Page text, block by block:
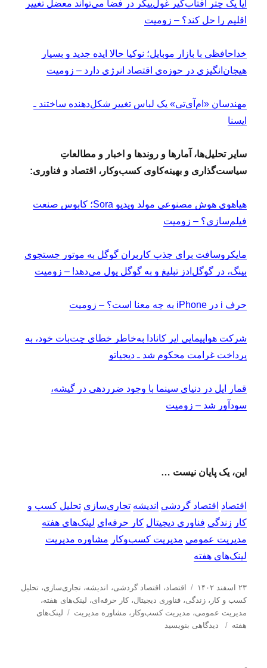
آیا یک چتر آفتاب‌گیر غول‌پیکر در فضا می‌تواند معضل تغییر
اقلیم را حل کند؟ – زومیت
خداحافظی با بازار موبایل؛ نوکیا حالا ایده جدید و بسیار
هیجان‌انگیزی در حوزه‌ی اقتصاد انرژی دارد – زومیت
مهندسان «ام‌آی‌تی» یک لباس تغییر شکل‌دهنده ساختند ـ
ایسنا
سایر تحلیل‌ها، آمارها و روندها و اخبار و مطالعاتِ
سیاست‌گذاری و بهینه‌کاوی کسب‌وکار، اقتصاد و فناوری:
هیاهوی هوش مصنوعی مولد ویدیو Sora؛ کابوس صنعت
فیلم‌سازی؟ – زومیت
مایکروسافت برای جذب کاربران گوگل به موتور جستجوی
بینگ، در گوگل‌ادز تبلیغ و به گوگل پول می‌دهد! – زومیت
حرف i در iPhone به چه معنا است؟ – زومیت
شرکت هواپیمایی ایر کانادا به‌خاطر خطای چت‌بات خود، به
پرداخت غرامت محکوم شد ـ دیجیاتو
قمار اپل در دنیای سینما با وجود ضرردهی در گیشه،
سودآور شد – زومیت
این، یک پایان نیست …
اقتصاد اقتصاد گردشی اندیشه تجاری‌سازی تحلیل کسب و
کار زندگی فناوری دیجیتال کار حرفه‌ای لینک‌های هفته
مدیریت عمومی مدیریت کسب‌و‌کار مشاوره مدیریت
لینک‌های هفته
ا
ر
س
ا
۲۳ اسفند ۱۴۰۲
د
س
ت
ه‌
اقتصاد ، اقتصاد گردشی، اندیشه،تجاری‌سازی،تحلیل
كسب و كار ،زندگی،فناوری دیجیتال،کار حرفه‌ای، لینک‌های هفته،
مدیریت عمومی، مدیریت كسب‌و‌كار ، مشاوره مدیریت
بلینک‌های
هفته
دیدگاهی بنویسید